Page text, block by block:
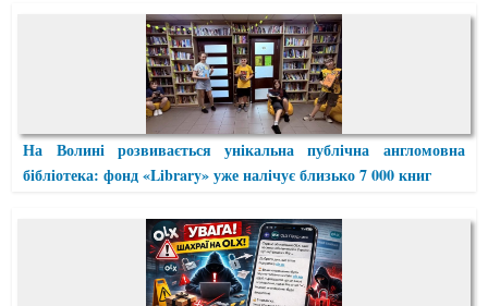
На Волині розвивається унікальна публічна англомовна
бібліотека: фонд «Library» уже налічує близько 7 000 книг